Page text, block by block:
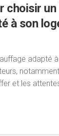
choisir un
à son
adapté
et les